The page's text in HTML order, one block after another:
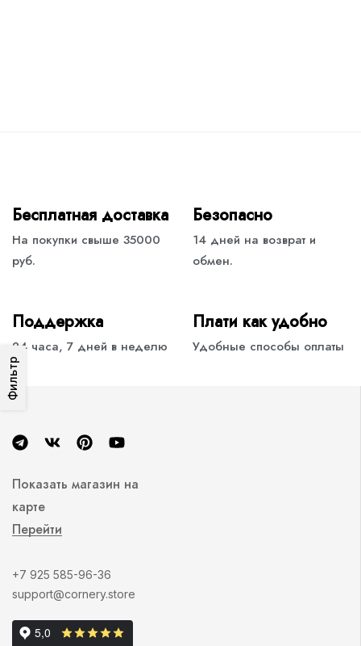
Фильтр
Бесплатная доставка
На покупки свыше 35000
руб.
Безопасно
14 дней на возврат и
обмен.
Поддержка
24 часа, 7 дней в неделю
Плати как удобно
Удобные способы оплаты
Показать магазин на
карте
Перейти
+7 925 585-96-36
support@cornery.store